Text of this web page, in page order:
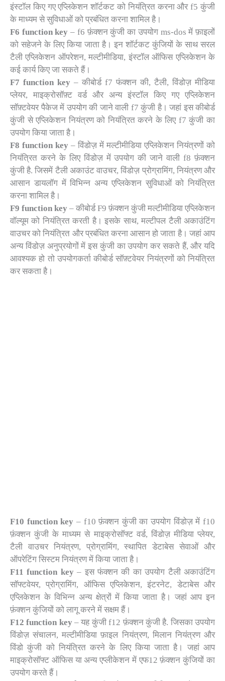
इंस्टॉल किए गए एप्लिकेशन शॉर्टकट को नियंत्रित करना और f5 कुंजी
के माध्यम से सुविधाओं को प्रबंधित करना शामिल है।
F6 function key – f6 फ़ंक्शन कुंजी का उपयोग ms-dos में फ़ाइलों
को सहेजने के लिए किया जाता है। इन शॉर्टकट कुंजियों के साथ सरल
टैली एप्लिकेशन ऑपरेशन, मल्टीमीडिया, इंस्टॉल ऑफिस एप्लिकेशन के
कई कार्य किए जा सकते हैं।
F7 function key – कीबोर्ड f7 फंक्शन की, टैली, विंडोज़ मीडिया
प्लेयर, माइक्रोसॉफ़्ट वर्ड और अन्य इंस्टॉल किए गए एप्लिकेशन
सॉफ़्टवेयर पैकेज में उपयोग की जाने वाली f7 कुंजी है। जहां इस कीबोर्ड
कुंजी से एप्लिकेशन नियंत्रण को नियंत्रित करने के लिए f7 कुंजी का
उपयोग किया जाता है।
F8 function key – विंडोज़ में मल्टीमीडिया एप्लिकेशन नियंत्रणों को
नियंत्रित करने के लिए विंडोज़ में उपयोग की जाने वाली f8 फ़ंक्शन
कुंजी है. जिसमें टैली अकाउंट वाउचर, विंडोज़ प्रोग्रामिंग, नियंत्रण और
आसान डायलॉग में विभिन्न अन्य एप्लिकेशन सुविधाओं को नियंत्रित
करना शामिल है।
F9 function key – कीबोर्ड F9 फ़ंक्शन कुंजी मल्टीमीडिया एप्लिकेशन
वॉल्यूम को नियंत्रित करती है। इसके साथ, मल्टीपल टैली अकाउंटिंग
वाउचर को नियंत्रित और प्रबंधित करना आसान हो जाता है। जहां आप
अन्य विंडोज़ अनुप्रयोगों में इस कुंजी का उपयोग कर सकते हैं, और यदि
आवश्यक हो तो उपयोगकर्ता कीबोर्ड सॉफ़्टवेयर नियंत्रणों को नियंत्रित
कर सकता है।
F10 function key – f10 फ़ंक्शन कुंजी का उपयोग विंडोज़ में f10
फ़ंक्शन कुंजी के माध्यम से माइक्रोसॉफ्ट वर्ड, विंडोज़ मीडिया प्लेयर,
टैली वाउचर नियंत्रण, प्रोग्रामिंग, स्थापित डेटाबेस सेवाओं और
ऑपरेटिंग सिस्टम नियंत्रण में किया जाता है।
F11 function key– इस फंक्शन की का उपयोग टैली अकाउंटिंग
सॉफ्टवेयर, प्रोग्रामिंग, ऑफिस एप्लिकेशन, इंटरनेट, डेटाबेस और
एप्लिकेशन के विभिन्न अन्य क्षेत्रों में किया जाता है। जहां आप इन
फ़ंक्शन कुंजियों को लागू करने में सक्षम हैं।
F12 function key– यह कुंजी f12 फ़ंक्शन कुंजी है. जिसका उपयोग
विंडोज़ संचालन, मल्टीमीडिया फ़ाइल नियंत्रण, मिलान नियंत्रण और
विंडो कुंजी को नियंत्रित करने के लिए किया जाता है। जहां आप
माइक्रोसॉफ्ट ऑफिस या अन्य एप्लीकेशन में एफ12 फ़ंक्शन कुंजियों का
उपयोग करते हैं।